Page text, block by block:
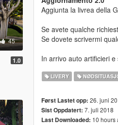
45
1.0
Aggiunta la livrea della
Se avete qualche
Se dovete scrivermi
In arrivo auto artificieri e
LIVERY
Først Lastet opp: 26. juni
Sist Oppdatert: 7. juli 2018
Last Downloaded: 10 hours